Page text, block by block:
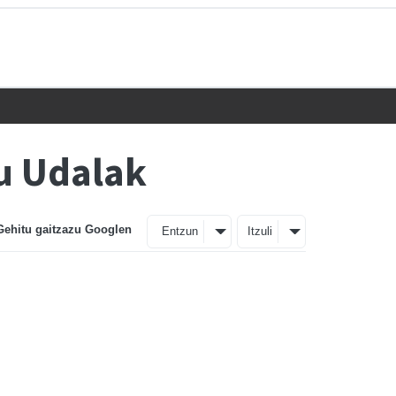
Udalak
gaitzazu Googlen Entzun Itzuli